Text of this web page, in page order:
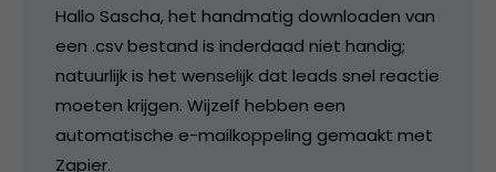
Hallo Sascha, het handmatig downloaden van
een .csv bestand is inderdaad niet handig;
natuurlijk is het wenselijk dat leads snel reactie
moeten krijgen. Wijzelf hebben een
automatische e-mailkoppeling gemaakt met
Zapier.